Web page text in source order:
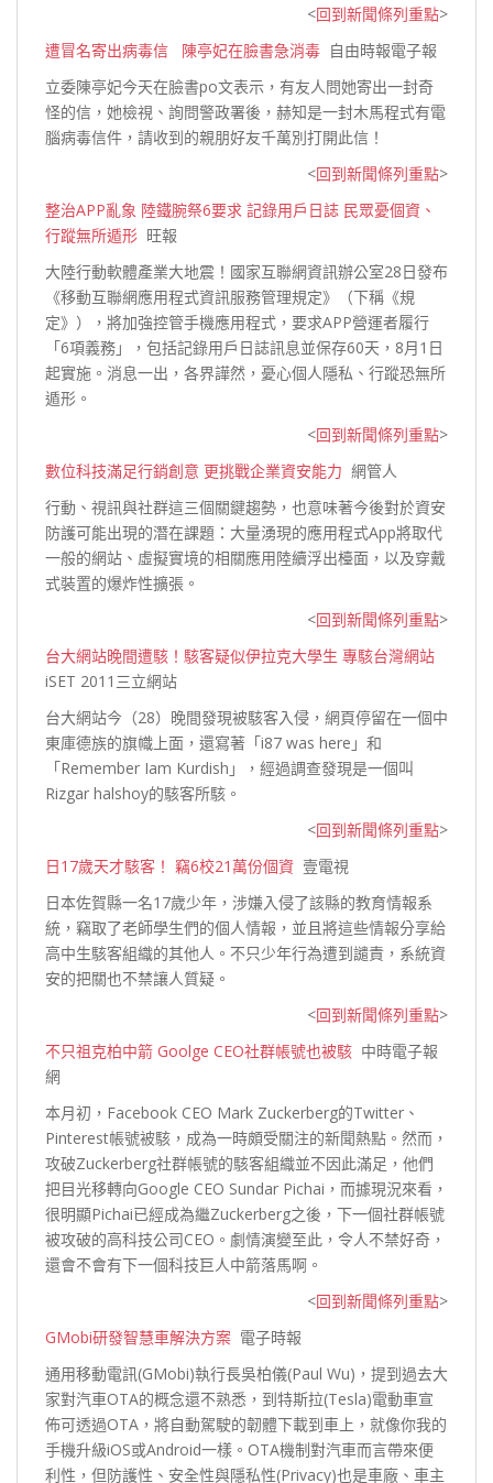
<回到新聞條列重點>
遭冒名寄出病毒信 陳亭妃在臉書急消毒 自由時報電子報
立委陳亭妃今天在臉書po文表示，有友人問她寄出一封奇
怪的信，她檢視、詢問警政署後，赫知是一封木馬程式有電
腦病毒信件，請收到的親朋好友千萬別打開此信！
<回到新聞條列重點>
整治APP亂象 陸鐵腕祭6要求 記錄用戶日誌 民眾憂個資、
行蹤無所遁形 旺報
大陸行動軟體產業大地震！國家互聯網資訊辦公室28日發布
《移動互聯網應用程式資訊服務管理規定》（下稱《規
定》），將加強控管手機應用程式，要求APP營運者履行
「6項義務」，包括記錄用戶日誌訊息並保存60天，8月1日
起實施。消息一出，各界譁然，憂心個人隱私、 行蹤恐無所
遁形。
<回到新聞條列重點>
數位科技滿足行銷創意 更挑戰企業資安能力 網管人
行動、視訊與社群這三個關鍵趨勢，也意味著今後對於資安
防護可能出現的潛在課題：大量湧現的應用程式App將取代
一般的網站、虛擬實境的相關應用陸續浮出檯面，以及穿戴
式裝置的爆炸性擴張。
<回到新聞條列重點>
台大網站晚間遭駭！駭客疑似伊拉克大學生 專駭台灣網站
iSET 2011三立網站
台大網站今（28）晚間發現被駭客入侵，網頁停留在一個中
東庫德族的旗幟上面，還寫著「i87 was here」和
「Remember Iam Kurdish」，經過調查發現是一個叫
Rizgar halshoy的駭客所駭。
<回到新聞條列重點>
日17歲天才駭客！ 竊6校21萬份個資 壹電視
日本佐賀縣一名17歲少年，涉嫌入侵了該縣的教育情報系
統，竊取了老師學生們的個人情報，並且將這些情報分享給
高中生駭客組織的其他人。不只少年行為遭到譴責，系統資
安的把關也不禁讓人質疑。
<回到新聞條列重點>
不只祖克柏中箭 Goolge CEO社群帳號也被駭 中時電子報
網
本月初，Facebook CEO Mark Zuckerberg的Twitter、
Pinterest帳號被駭，成為一時頗受關注的新聞熱點。然而，
攻破Zuckerberg社群帳號的駭客組織並不因此滿足，他們
把目光移轉向Google CEO Sundar Pichai，而據現況來看，
很明顯Pichai已經成為繼Zuckerberg之後，下一個社群帳號
被攻破的高科技公司CEO。劇情演變至此，令人不禁好奇，
還會不會有下一個科技巨人中箭落馬啊。
<回到新聞條列重點>
GMobi研發智慧車解決方案 電子時報
通用移動電訊(GMobi)執行長吳柏儀(Paul Wu)，提到過去大
家對汽車OTA的概念還不熟悉，到特斯拉(Tesla)電動車宣
佈可透過OTA，將自動駕駛的韌體下載到車上，就像你我的
手機升級iOS或Android一樣。OTA機制對汽車而言帶來便
利性，但防護性、安全性與隱私性(Privacy)也是車廠、車主